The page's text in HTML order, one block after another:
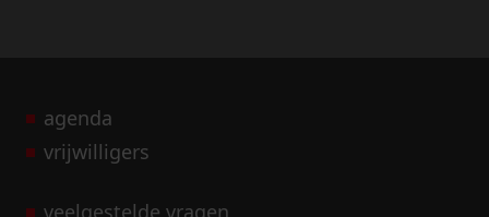
agenda
vrijwilligers